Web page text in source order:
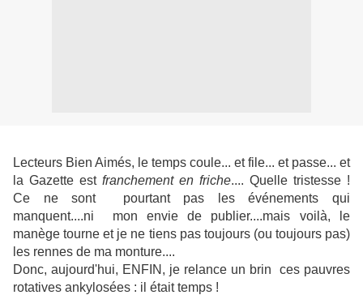
Lecteurs Bien Aimés, le temps coule... et file... et passe... et
la Gazette est franchement en friche.... Quelle tristesse !
Ce ne sont pourtant pas les événements qui
manquent....ni mon envie de publier....mais voilà, le
manège tourne et je ne tiens pas toujours (ou toujours pas)
les rennes de ma monture....
Donc, aujourd'hui, ENFIN, je relance un brin ces pauvres
rotatives ankylosées : il était temps !